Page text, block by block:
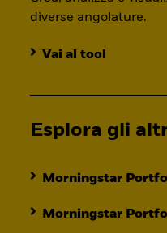
diverse angolature.
Vai al tool
Esplora gli
Morningstar
Morningstar